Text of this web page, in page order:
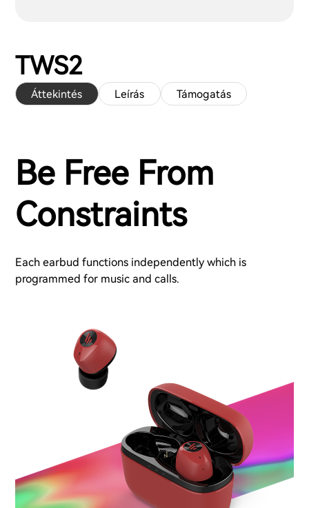
TWS2
Áttekintés Leírás Támogatás
Be Free From
Constraints
Each earbud functions independently which is
programmed for music and calls.